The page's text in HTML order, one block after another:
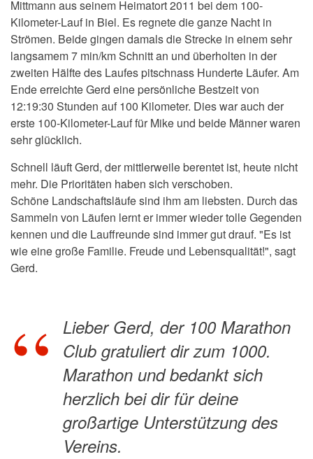
Mittmann aus seinem Heimatort 2011 bei dem 100-
Kilometer-Lauf in Biel. Es regnete die ganze Nacht in
Strömen. Beide gingen damals die Strecke in einem sehr
langsamem 7 min/km Schnitt an und überholten in der
zweiten Hälfte des Laufes pitschnass Hunderte Läufer. Am
Ende erreichte Gerd eine persönliche Bestzeit von
12:19:30 Stunden auf 100 Kilometer. Dies war auch der
erste 100-Kilometer-Lauf für Mike und beide Männer waren
sehr glücklich.
Schnell läuft Gerd, der mittlerweile berentet ist, heute nicht
mehr. Die Prioritäten haben sich verschoben.
Schöne Landschaftsläufe sind ihm am liebsten. Durch das
Sammeln von Läufen lernt er immer wieder tolle Gegenden
kennen und die Lauffreunde sind immer gut drauf. "Es ist
wie eine große Familie. Freude und Lebensqualität!", sagt
Gerd.
Lieber Gerd, der 100 Marathon
Club gratuliert dir zum 1000.
Marathon und bedankt sich
herzlich bei dir für deine
großartige Unterstützung des
Vereins.